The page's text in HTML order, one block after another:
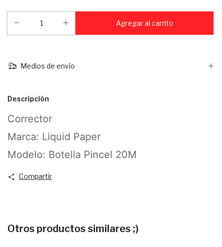
Medios de envío
Descripción
Corrector
Marca: Liquid Paper
Modelo: Botella Pincel 20M
Compartir
Otros productos similares ;)